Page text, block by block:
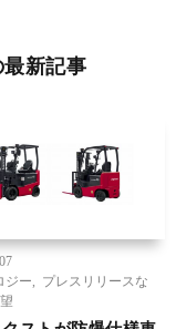
新記事
ジー
プレスリリースな